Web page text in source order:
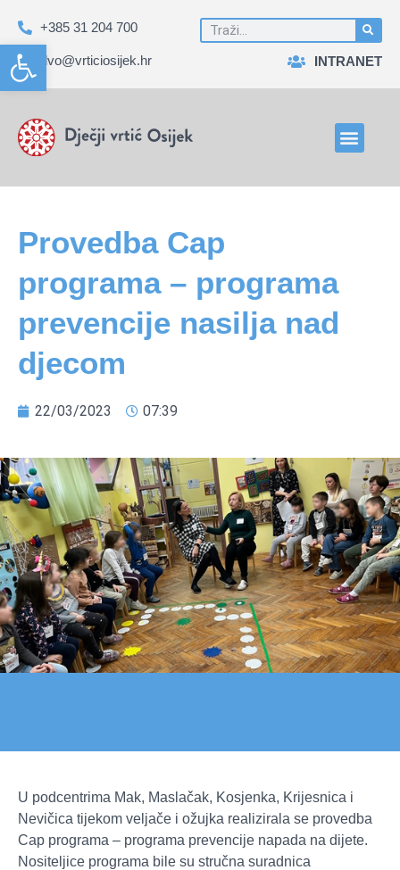
Open toolbar
+385 31 204 700
dvo@vrticiosijek.hr INTRANET
Provedba Cap
programa – programa
prevencije nasilja nad
djecom
22/03/2023 07:39
U podcentrima Mak, Maslačak, Kosjenka, Krijesnica i
Nevičica tijekom veljače i ožujka realizirala se provedba
Cap programa – programa prevencije napada na dijete.
Nositeljice programa bile su stručna suradnica